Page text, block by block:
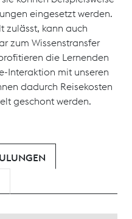
eingesetzt werden.
zulässt, kann auch
zum Wissenstransfer
die Lernenden
Interaktion mit unseren
dadurch Reisekosten
geschont werden.